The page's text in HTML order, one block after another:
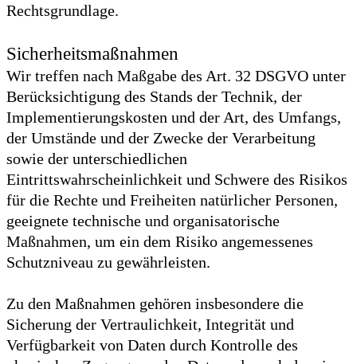
Rechtsgrundlage.
Sicherheitsmaßnahmen
Wir treffen nach Maßgabe des Art. 32 DSGVO unter
Berücksichtigung des Stands der Technik, der
Implementierungskosten und der Art, des Umfangs,
der Umstände und der Zwecke der Verarbeitung
sowie der unterschiedlichen
Eintrittswahrscheinlichkeit und Schwere des Risikos
für die Rechte und Freiheiten natürlicher Personen,
geeignete technische und organisatorische
Maßnahmen, um ein dem Risiko angemessenes
Schutzniveau zu gewährleisten.
Zu den Maßnahmen gehören insbesondere die
Sicherung der Vertraulichkeit, Integrität und
Verfügbarkeit von Daten durch Kontrolle des